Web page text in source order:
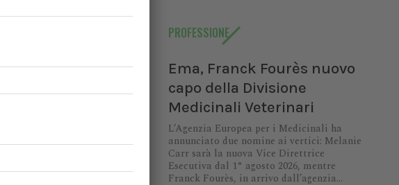
reso note le date
veterinario
SIVeMP:
PROFESSIONE
Ema, Franck Fourès nuovo
capo della Divisione
Medicinali Veterinari
L’Agenzia Europea per i Medicinali ha
annunciato due nomine ai vertici: Melanie
Carr sarà la nuova Vice Direttrice
Esecutiva dal 1° agosto 2026, mentre
Franck Fourès, in arrivo dall’agenzia...